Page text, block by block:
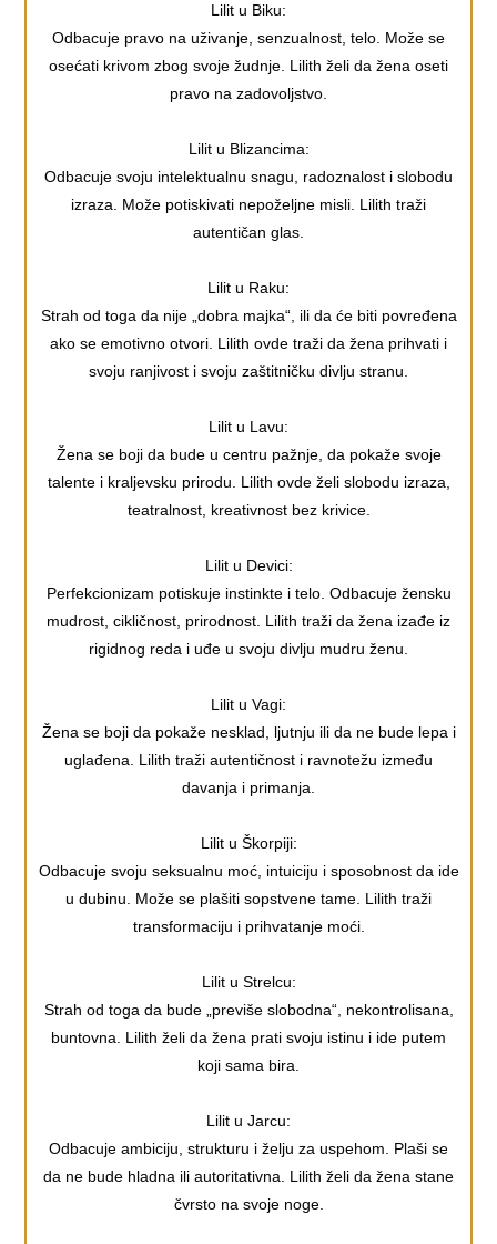
Lilit u Biku:
Odbacuje pravo na uživanje, senzualnost, telo. Može se
osećati krivom zbog svoje žudnje. Lilith želi da žena oseti
pravo na zadovoljstvo.
Lilit u Blizancima:
Odbacuje svoju intelektualnu snagu, radoznalost i slobodu
izraza. Može potiskivati nepoželjne misli. Lilith traži
autentičan glas.
Lilit u Raku:
Strah od toga da nije „dobra majka“, ili da će biti povređena
ako se emotivno otvori. Lilith ovde traži da žena prihvati i
svoju ranjivost i svoju zaštitničku divlju stranu.
Lilit u Lavu:
Žena se boji da bude u centru pažnje, da pokaže svoje
talente i kraljevsku prirodu. Lilith ovde želi slobodu izraza,
teatralnost, kreativnost bez krivice.
Lilit u Devici:
Perfekcionizam potiskuje instinkte i telo. Odbacuje žensku
mudrost, cikličnost, prirodnost. Lilith traži da žena izađe iz
rigidnog reda i uđe u svoju divlju mudru ženu.
Lilit u Vagi:
Žena se boji da pokaže nesklad, ljutnju ili da ne bude lepa i
uglađena. Lilith traži autentičnost i ravnotežu između
davanja i primanja.
Lilit u Škorpiji:
Odbacuje svoju seksualnu moć, intuiciju i sposobnost da ide
u dubinu. Može se plašiti sopstvene tame. Lilith traži
transformaciju i prihvatanje moći.
Lilit u Strelcu:
Strah od toga da bude „previše slobodna“, nekontrolisana,
buntovna. Lilith želi da žena prati svoju istinu i ide putem
koji sama bira.
Lilit u Jarcu:
Odbacuje ambiciju, strukturu i želju za uspehom. Plaši se
da ne bude hladna ili autoritativna. Lilith želi da žena stane
čvrsto na svoje noge.